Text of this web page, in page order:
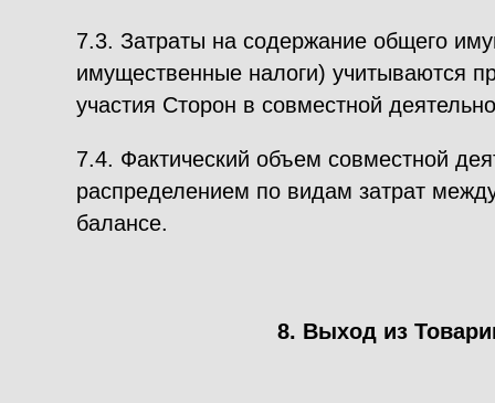
7.3. Затраты на содержание общего
имущественные налоги) учитываются
участия Сторон в совместной
7.4. Фактический объем совместной
распределением по видам затрат
балансе.
8. Выход из